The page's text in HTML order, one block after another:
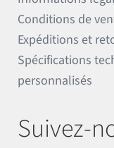
Conditions de
Expéditions et
Spécifications
personnalisés
Suivez-